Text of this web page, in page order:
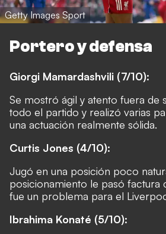
Getty Images Sport
Portero y defensa
Giorgi Mamardashvili (7/10):
Se mostró ágil y atento fuera de
todo el partido y realizó varias
una actuación realmente sólida.
Curtis Jones (4/10):
Jugó en una posición poco
posicionamiento le pasó factura
fue un problema para el
Ibrahima Konaté (5/10):